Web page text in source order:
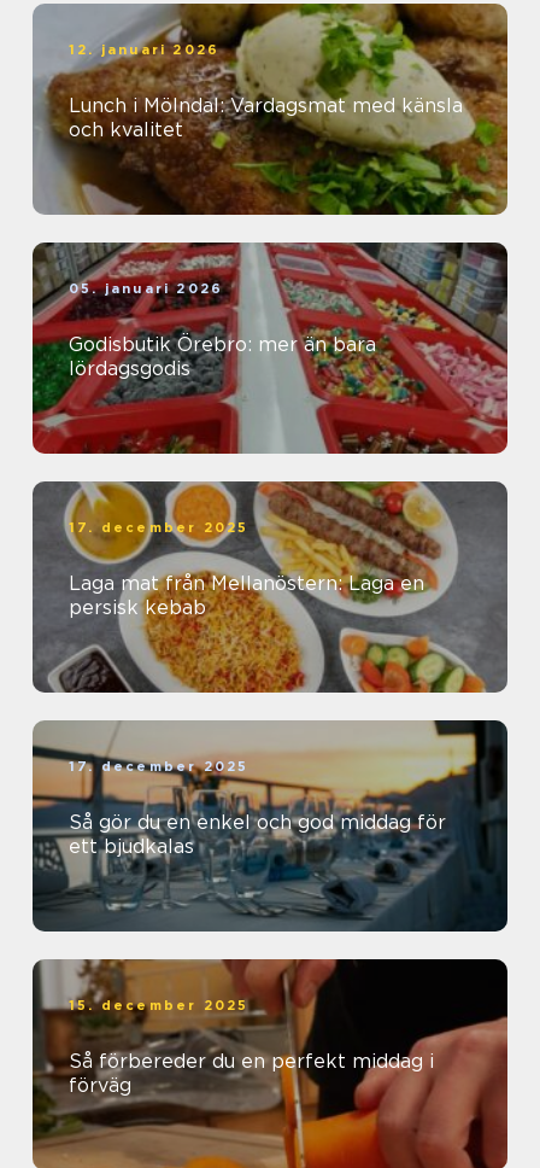
12. januari 2026
Lunch i Mölndal: Vardagsmat med känsla
och kvalitet
05. januari 2026
Godisbutik Örebro: mer än bara
lördagsgodis
17. december 2025
Laga mat från Mellanöstern: Laga en
persisk kebab
17. december 2025
Så gör du en enkel och god middag för
ett bjudkalas
15. december 2025
Så förbereder du en perfekt middag i
förväg